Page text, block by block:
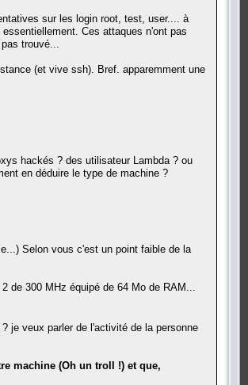
sur les login root, test, user.... à
Ces attaques n'ont pas
trouvé...
(et vive ssh). Bref. apparemment une
hackés ? des utilisateur Lambda ? ou
en déduire le type de machine ?
Selon vous c'est un point faible de la
300 MHz équipé de 64 Mo de RAM...
je veux parler de l'activité de la personne
machine (Oh un troll !) et que,